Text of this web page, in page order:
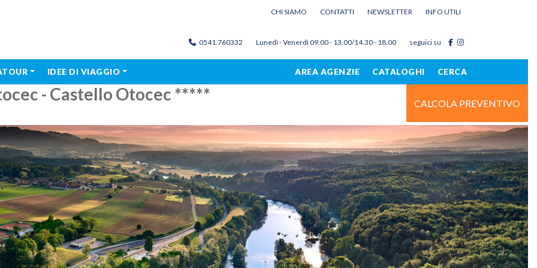
CHI SIAMO CONTATTI NEWSLETTER INFO UTILI
0541.760332 Lunedì - Venerdì 09.00 - 13.00/14.30 - 18.00 seguici su
IDEE DI VIAGGIO AREA AGENZIE CATALOGHI CERCA
- Castello Otocec ***** CALCOLA PREVENTIVO